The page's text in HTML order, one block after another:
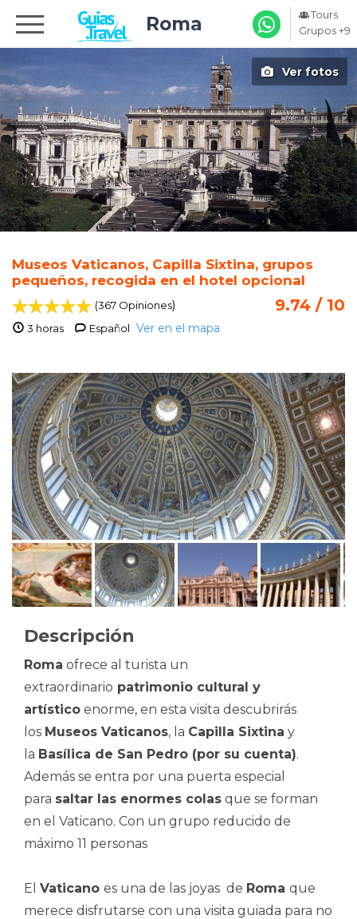
Roma
Tours
Grupos +9
Ver fotos
Museos Vaticanos, Capilla Sixtina, grupos
pequeños, recogida en el hotel opcional
9.74 / 10
(367 Opiniones)
Español
3 horas Ver en el mapa
Descripción
Roma ofrece al turista un
extraordinario patrimonio cultural y
artístico enorme, en esta visita descubrirás
los Museos Vaticanos, la Capilla Sixtina y
la Basílica de San Pedro (por su cuenta).
Además se entra por una puerta especial
para saltar las enormes colas que se forman
en el Vaticano. Con un grupo reducido de
máximo 11 personas
El Vaticano es una de las joyas de Roma que
merece disfrutarse con una visita guiada para no